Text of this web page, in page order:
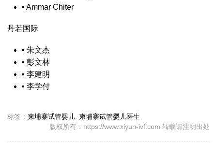
▪ Ammar Chiter
丹若国际
▪ 朱文杰
▪ 彭文林
▪ 李建明
▪ 李学付
标签： 柬埔寨试管婴儿, 柬埔寨试管婴儿医生
版权所有：https://www.xiyun-ivf.com 转载请注明出处